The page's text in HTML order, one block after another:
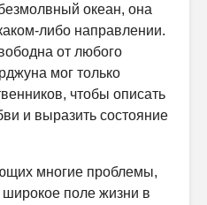
океан, она
либо направлении.
от любого
мог только
чтобы описать
и выразить состояние
многие проблемы,
широкое поле жизни в